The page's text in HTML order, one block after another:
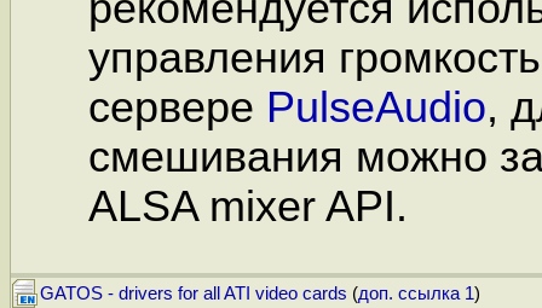
управления
сервере PulseAudio,
смешивания можно
ALSA mixer API.
GATOS - drivers for all ATI video cards (доп. ссылка 1)